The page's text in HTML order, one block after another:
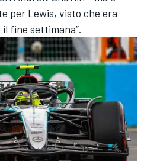
per Lewis, visto che era
fine settimana”.